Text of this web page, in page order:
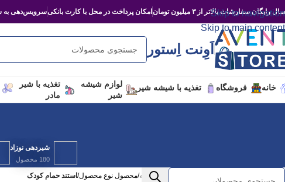
Skip to navigation
Skip to main content
رایگان سفارشات بالاتر از ۳ میلیون تومان امکان پرداخت در محل با کارت بانکیسرویس‌دهی به
اَوِنت اِستور
خانه فروشگاه تغذیه با شیشه شیر
لوازم شیشه
شیر
تغذیه با شیر
مادر
شیردهی نوزاد
180 محصول
خانه/محصول نوع محصول/ استند حمام کودک